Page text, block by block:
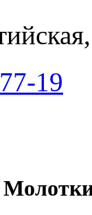
19